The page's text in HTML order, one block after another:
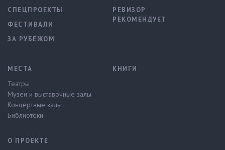
СПЕЦПРОЕКТЫ
ФЕСТИВАЛИ
ЗА РУБЕЖОМ
РЕВИЗОР
РЕКОМЕНДУЕТ
МЕСТА
Театры
Музеи и выставочные залы
Концертные залы
Библиотеки
КНИГИ
О ПРОЕКТЕ